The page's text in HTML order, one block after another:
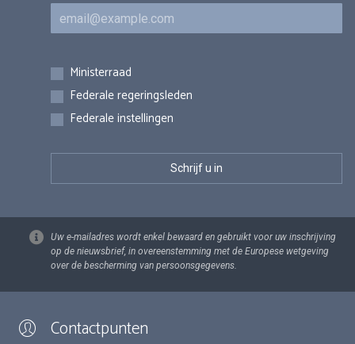
E-mail
Inschrijvingen
Ministerraad
Federale regeringsleden
Federale instellingen
Uw e-mailadres wordt enkel bewaard en gebruikt voor uw inschrijving
op de nieuwsbrief, in overeenstemming met de Europese wetgeving
over de bescherming van persoonsgegevens.
Contactpunten